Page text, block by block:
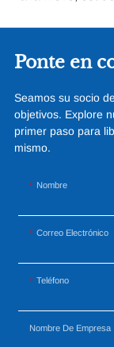
cancha
para eventos
al aire libre
Ponte en
Seamos su socio
objetivos. Explore
primer paso para
mismo.
Nombre
Correo Electrónico
Teléfono
Nombre De Empresa